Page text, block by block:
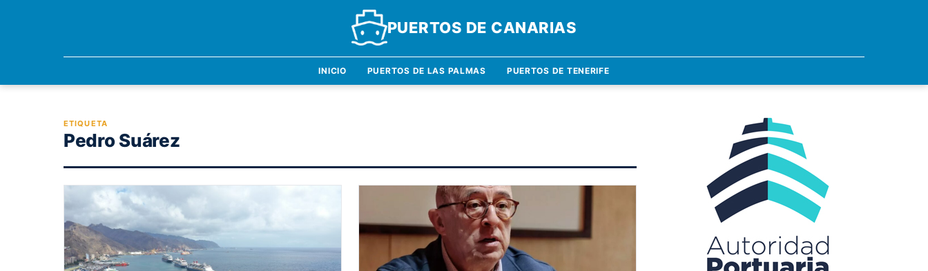
PUERTOS DE CANARIAS
INICIO PUERTOS DE LAS PALMAS PUERTOS DE TENERIFE
ETIQUETA
Pedro Suárez